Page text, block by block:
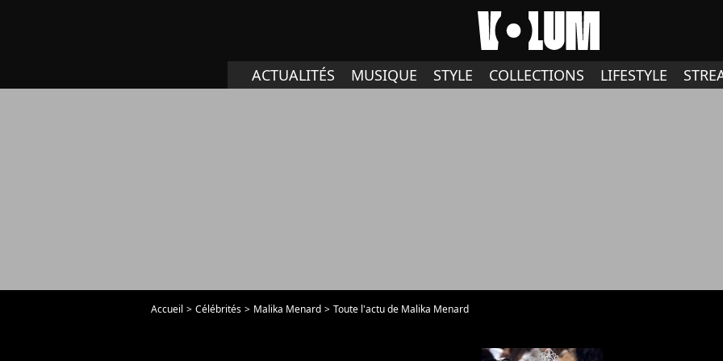
ACTUALITÉS MUSIQUE STYLE COLLECTIONS LIFESTYLE
Accueil Célébrités Malika Menard Toute l'actu de Malika Menard